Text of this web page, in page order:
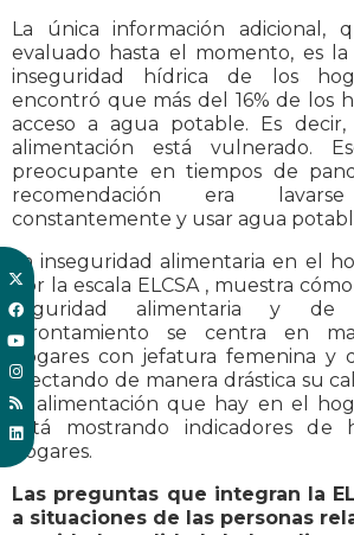
La única información adicional,
evaluado hasta el momento, es
inseguridad hídrica de los
encontró que más del 16% de los
acceso a agua potable. Es
alimentación está vulnerado.
preocupante en tiempos de
recomendación era
constantemente y usar agua
La inseguridad alimentaria en el
por la escala ELCSA , muestra
seguridad alimentaria y de
afrontamiento se centra en
hogares con jefatura femenina y
afectando de manera drástica su
la alimentación que hay en el
está mostrando indicadores de
hogares.
Las preguntas que integran la
a situaciones de las personas